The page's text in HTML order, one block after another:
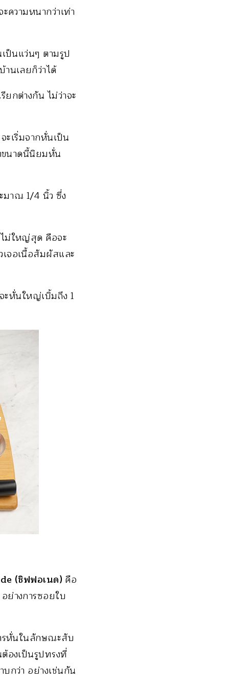
วามหนากว่าเท่า
ป็นแว่นๆ ตามรูป
นเลยก็ว่าได้
กต่างกัน ไม่ว่าจะ
เริ่มจากหั่นเป็น
ขนาดนี้นิยมหั่น
มาณ 1/4 นิ้ว ซึ่ง
ม่ใหญ่สุด คือจะ
จอเนื้อสัมผัสและ
ะหั่นใหญ่เบิ้มถึง 1
(ชิฟฟอเนด) คือ
ย่างการซอยใบ
รหั่นในลักษณะสับ
องเป็นรูปทรงที่
กว่า อย่างเช่นกัน